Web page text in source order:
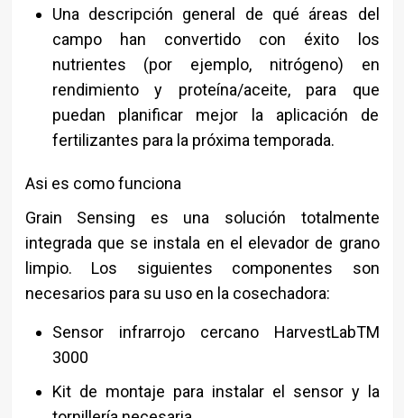
Una descripción general de qué áreas del
campo han convertido con éxito los
nutrientes (por ejemplo, nitrógeno) en
rendimiento y proteína/aceite, para que
puedan planificar mejor la aplicación de
fertilizantes para la próxima temporada.
Asi es como funciona
Grain Sensing es una solución totalmente
integrada que se instala en el elevador de grano
limpio. Los siguientes componentes son
necesarios para su uso en la cosechadora:
Sensor infrarrojo cercano HarvestLabTM
3000
Kit de montaje para instalar el sensor y la